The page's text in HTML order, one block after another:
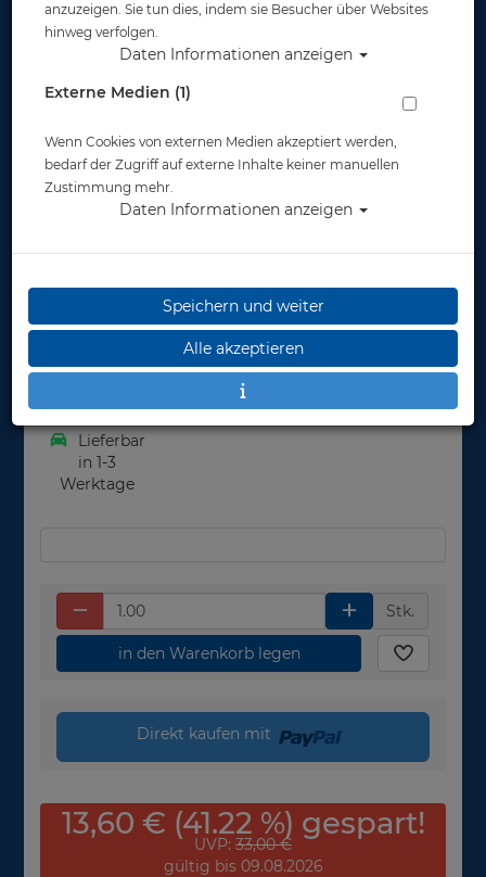
Polaris Gummi MD Schlauch 3/8 Zoll -
100 cm - schwarz
Artikelnr.: pol-34000
Herstellerpreis: 33,00 €
19,40 €
Lieferbar
in 1-3
Werktage
Stk.
in den Warenkorb legen
Direkt kaufen mit
13,60 € (41.22 %) gespart!
UVP: 33,00 €
gültig bis 09.08.2026
anzuzeigen. Sie tun dies, indem sie Besucher über Websites
hinweg verfolgen.
Daten Informationen anzeigen
Externe Medien (1)
Wenn Cookies von externen Medien akzeptiert werden,
bedarf der Zugriff auf externe Inhalte keiner manuellen
Zustimmung mehr.
Daten Informationen anzeigen
Speichern und weiter
Alle akzeptieren